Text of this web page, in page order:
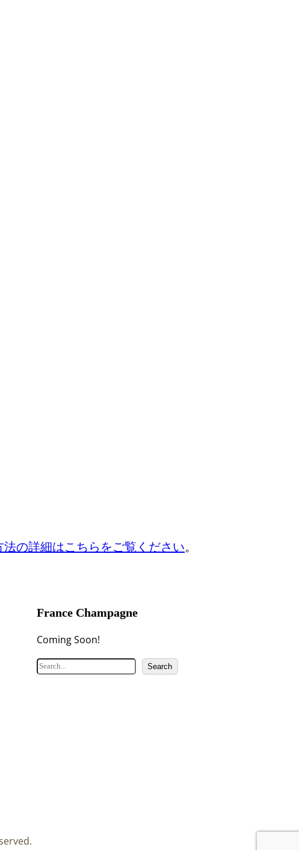
の詳細はこちらをご覧ください。
France Champagne
Coming Soon!
検
Search